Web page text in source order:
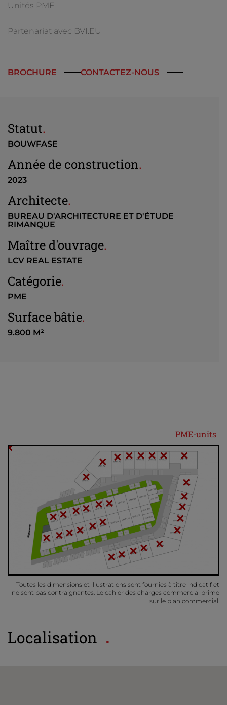
Unités PME
Partenariat avec BVI.EU
BROCHURE CONTACTEZ-NOUS
Statut.
BOUWFASE
Année de construction.
2023
Architecte.
BUREAU D'ARCHITECTURE ET D'ÉTUDE
RIMANQUE
Maître d'ouvrage.
LCV REAL ESTATE
Catégorie.
PME
Surface bâtie.
9.800 M²
PME-units
Toutes les dimensions et illustrations sont fournies à titre indicatif et
ne sont pas contraignantes. Le cahier des charges commercial prime
sur le plan commercial.
Localisation